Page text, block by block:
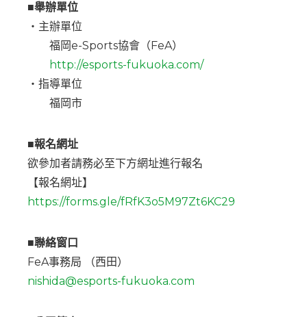
■舉辦單位
・主辦單位
福岡e-Sports協會（FeA）
http://esports-fukuoka.com/
・指導單位
福岡市
■報名網址
欲參加者請務必至下方網址進行報名
【報名網址】
https://forms.gle/fRfK3o5M97Zt6KC29
■聯絡窗口
FeA事務局 （西田）
nishida@esports-fukuoka.com